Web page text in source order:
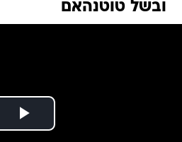
ובשל טוטנהאם